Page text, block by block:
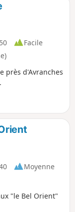
Facile
près d'Avranches
Moyenne
"le Bel Orient"